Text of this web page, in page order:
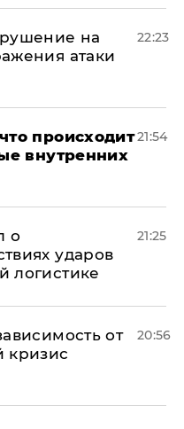
на
атаки
22:23
происходит
внутренних
21:54
о
ударов
логистике
21:25
от
кризис
20:56